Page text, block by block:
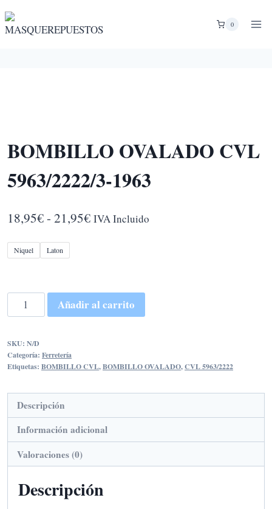
al
0
BOMBILLO OVALADO CVL
5963/2222/3-1963
18,95€- 21,95€Rango
18,95€
hasta
IVA Incluido
Niquel Laton
BOMBILLO
OVALADO
5963/2222/3-
1963
Añadir al carrito
SKU: N/D
Categoría: Ferretería
Etiquetas: BOMBILLO CVL,BOMBILLO OVALADO,CVL 5963/2222
Descripción
Información adicional
Valoraciones (0)
Descripción